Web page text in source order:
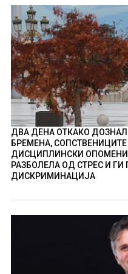
ДВА ДЕНА ОТКАКО
БРЕМЕНА,
ДИСЦИПЛИНСКИ ОПОМЕНИ
РАЗБОЛЕЛА ОД СТРЕС И ГИ
ДИСКРИМИНАЦИЈА